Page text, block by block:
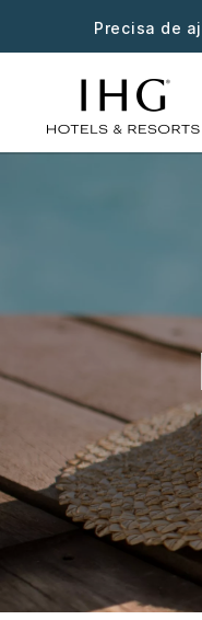
Precisa de